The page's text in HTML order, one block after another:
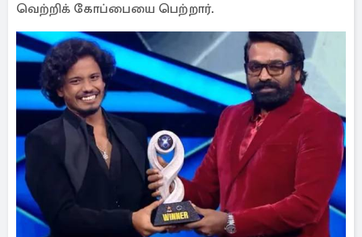
வெற்றிக் கோப்பையை பெற்றார்.